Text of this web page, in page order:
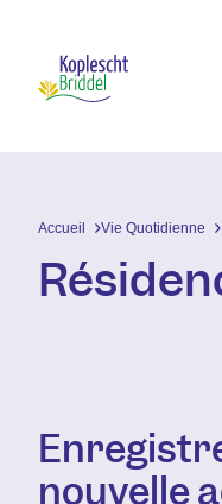
Accueil Vie Quotidienne
nouvelle